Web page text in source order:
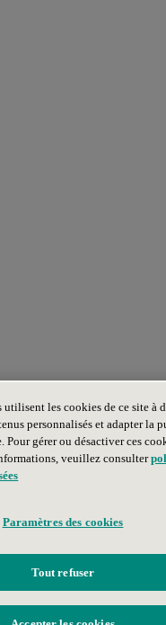
utilisent les cookies de ce site à
personnalisés et adapter la
gérer ou désactiver ces
veuillez consulter
Paramètres des cookies
Tout refuser